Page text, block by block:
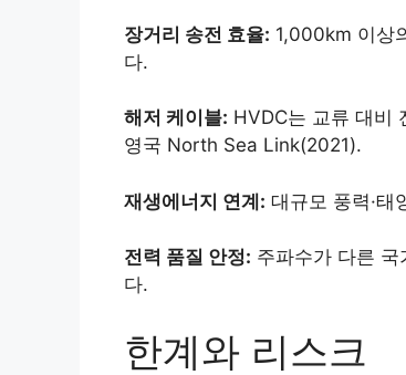
장거리 송전 효율: 1,000km 이상
다.
해저 케이블: HVDC는 교류 대비
영국 North Sea Link(2021).
재생에너지 연계: 대규모 풍력·태
전력 품질 안정: 주파수가 다른
다.
한계와 리스크